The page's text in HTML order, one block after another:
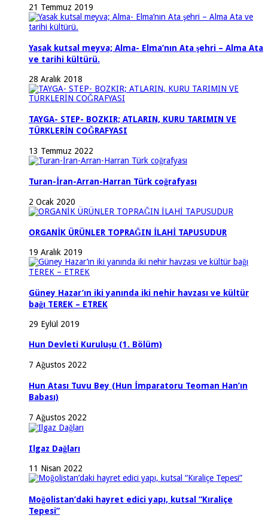
21 Temmuz 2019
Yasak kutsal meyva; Alma- Elma’nın Ata şehri – Alma Ata
ve tarihi kültürü.
28 Aralık 2018
TAYGA- STEP- BOZKIR; ATLARIN, KURU TARIMIN VE
TÜRKLERİN COĞRAFYASI
13 Temmuz 2022
Turan-İran-Arran-Harran Türk coğrafyası
2 Ocak 2020
ORGANİK ÜRÜNLER TOPRAĞIN İLAHİ TAPUSUDUR
19 Aralık 2019
Güney Hazar’ın iki yanında iki nehir havzası ve kültür
bağı TEREK – ETREK
29 Eylül 2019
Hun Devleti Kuruluşu (1. Bölüm)
7 Ağustos 2022
Hun Atası Tuvu Bey (Hun İmparatoru Teoman Han’ın
Babası)
7 Ağustos 2022
Ilgaz Dağları
11 Nisan 2022
Moğolistan’daki hayret edici yapı, kutsal “Kıraliçe
Tepesi”